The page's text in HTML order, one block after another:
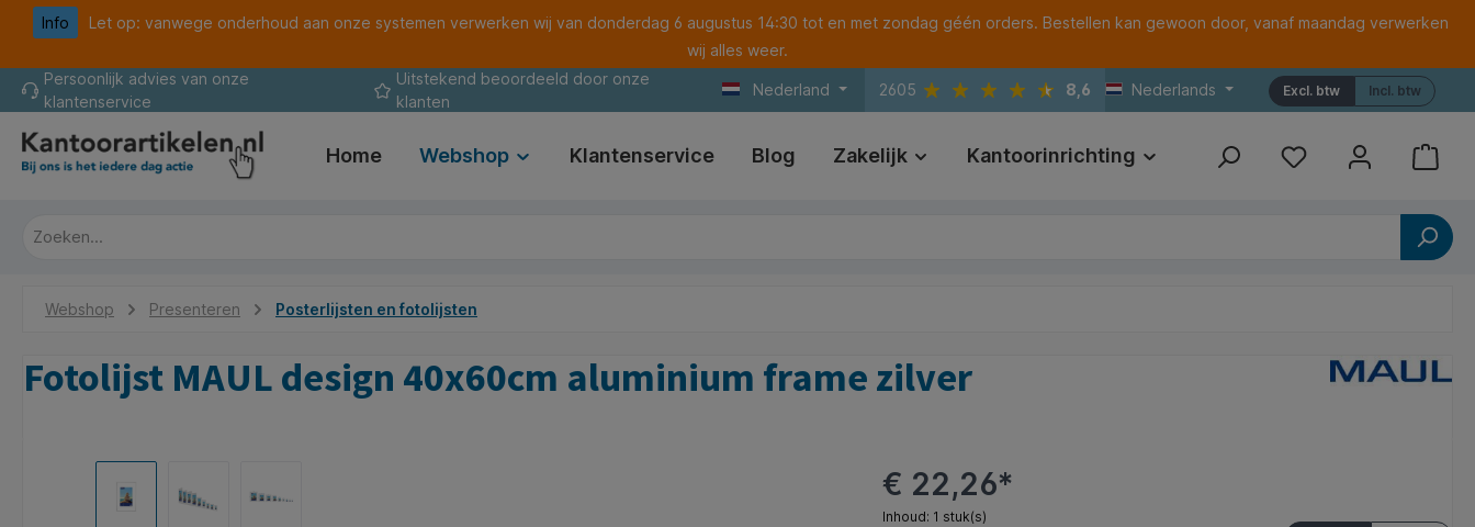
Ga naar de hoofdnavigatie
Info
Let op: vanwege onderhoud aan onze systemen verwerken wij van donderdag 6 augustus 14:30 tot en met zondag géén orders. Bestellen kan gewoon door, vanaf maandag verwerken
wij alles weer.
Persoonlijk advies van onze
klantenservice
Uitstekend beoordeeld door onze
klanten
Nederland 2605 8,6 Nederlands Incl. btw
Excl. btw
Home Webshop Klantenservice Blog Zakelijk Kantoorinrichting Print Referenties
Webshop Presenteren Posterlijsten en fotolijsten
Fotolijst MAUL design 40x60cm aluminium frame zilver
€ 22,26*
Inhoud: 1 stuk(s)